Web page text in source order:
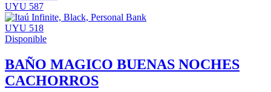
UYU 587
UYU 518
Disponible
BAÑO MAGICO BUENAS NOCHES
CACHORROS